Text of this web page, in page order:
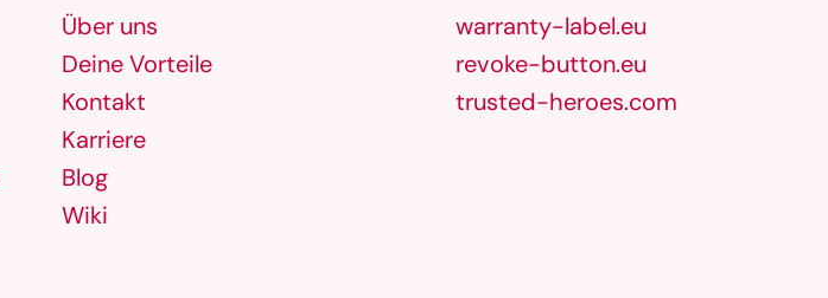
Über uns
Deine Vorteile
Kontakt
Karriere
Blog
Wiki
warranty-label.eu
revoke-button.eu
trusted-heroes.com